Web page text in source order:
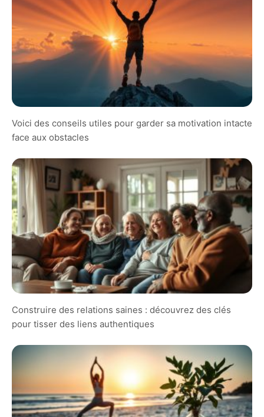
Voici des conseils utiles pour garder sa motivation intacte
face aux obstacles
Construire des relations saines : découvrez des clés
pour tisser des liens authentiques